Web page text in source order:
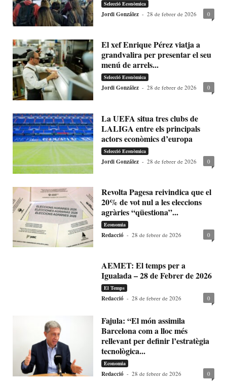
Selecció Econòmica
Jordi González - 28 de febrer de 2026 0
El xef Enrique Pérez viatja a
grandvalira per presentar el seu
menú de arrels...
Selecció Econòmica
Jordi González - 28 de febrer de 2026 0
La UEFA situa tres clubs de
LALIGA entre els principals
actors econòmics d’europa
Selecció Econòmica
Jordi González - 28 de febrer de 2026 0
Revolta Pagesa reivindica que el
20% de vot nul a les eleccions
agràries “qüestiona”...
Economia
Redacció - 28 de febrer de 2026 0
AEMET: El temps per a
Igualada – 28 de Febrer de 2026
El Temps
Redacció - 28 de febrer de 2026 0
Fajula: “El món assimila
Barcelona com a lloc més
rellevant per definir l’estratègia
tecnològica...
Economia
Redacció - 28 de febrer de 2026 0